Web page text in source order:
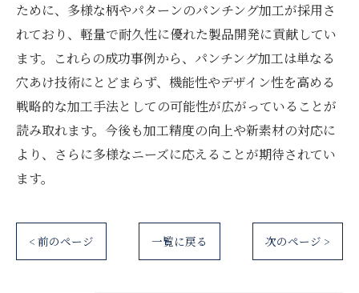
ために、多様な柄やパターンのパンチング加工が採用さ
れており、軽量で耐久性に優れた製品開発に貢献してい
ます。これらの成功事例から、パンチング加工は単なる
穴あけ技術にとどまらず、機能性やデザイン性を高める
戦略的な加工手法としての可能性が広がっていることが
読み取れます。今後も加工精度の向上や新素材の対応に
より、さらに多様なニーズに応えることが期待されてい
ます。
< 前のページ 一覧に戻る 次のページ >